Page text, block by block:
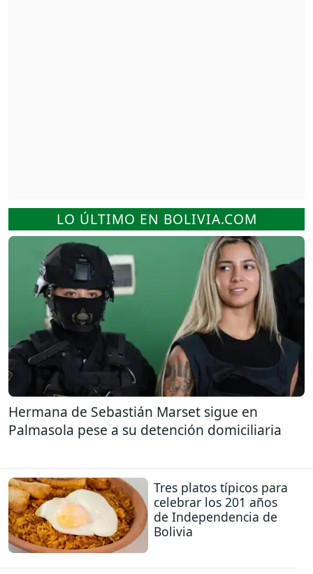
LO ÚLTIMO EN BOLIVIA.COM
Hermana de Sebastián Marset sigue en
Palmasola pese a su detención domiciliaria
Tres platos típicos para
celebrar los 201 años
de Independencia de
Bolivia